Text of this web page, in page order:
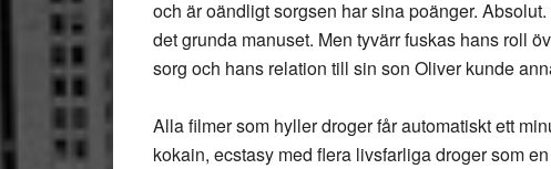
och är oändligt sorgsen har sina poänger.
det grunda manuset. Men tyvärr fuskas hans roll
sorg och hans relation till sin son Oliver kunde
Alla filmer som hyller droger får automatiskt ett
kokain, ecstasy med flera livsfarliga droger som